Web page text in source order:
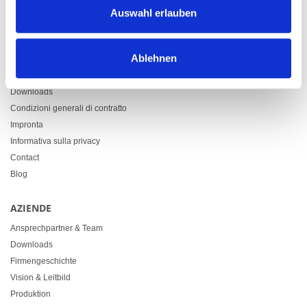
Auswahl erlauben
Ablehnen
info@heimgartner.com
Downloads
Condizioni generali di contratto
Impronta
Informativa sulla privacy
Contact
Blog
AZIENDE
Ansprechpartner & Team
Downloads
Firmengeschichte
Vision & Leitbild
Produktion